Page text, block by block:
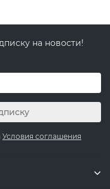
на новости!
Условия соглашения